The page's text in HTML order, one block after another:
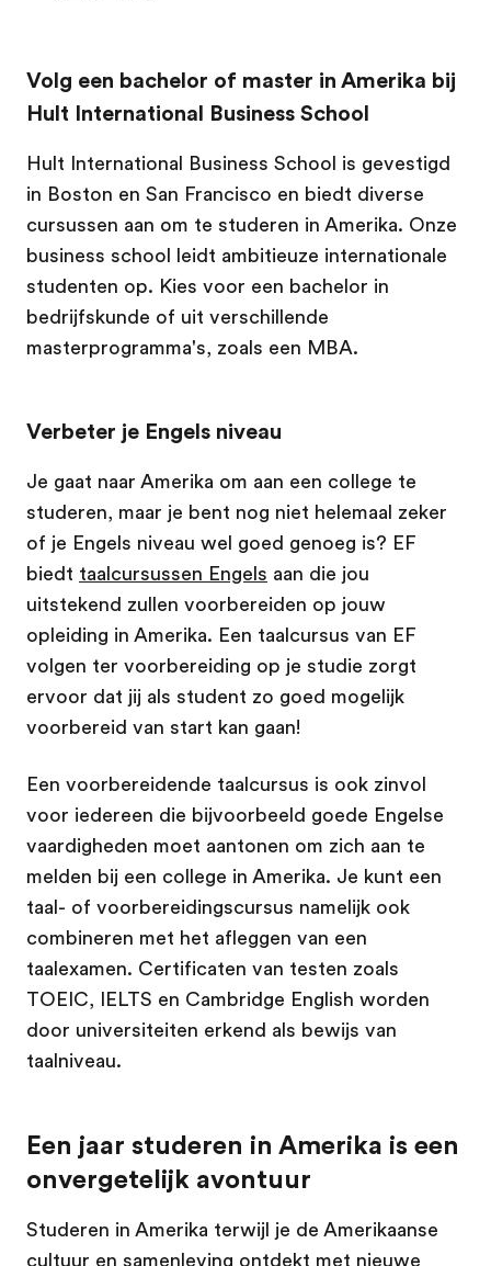
Volg een bachelor of master in Amerika bij
Hult International Business School
Hult International Business School is gevestigd
in Boston en San Francisco en biedt diverse
cursussen aan om te studeren in Amerika. Onze
business school leidt ambitieuze internationale
studenten op. Kies voor een bachelor in
bedrijfskunde of uit verschillende
masterprogramma's, zoals een MBA.
Verbeter je Engels niveau
Je gaat naar Amerika om aan een college te
studeren, maar je bent nog niet helemaal zeker
of je Engels niveau wel goed genoeg is? EF
biedt taalcursussen Engels aan die jou
uitstekend zullen voorbereiden op jouw
opleiding in Amerika. Een taalcursus van EF
volgen ter voorbereiding op je studie zorgt
ervoor dat jij als student zo goed mogelijk
voorbereid van start kan gaan!
Een voorbereidende taalcursus is ook zinvol
voor iedereen die bijvoorbeeld goede Engelse
vaardigheden moet aantonen om zich aan te
melden bij een college in Amerika. Je kunt een
taal- of voorbereidingscursus namelijk ook
combineren met het afleggen van een
taalexamen. Certificaten van testen zoals
TOEIC, IELTS en Cambridge English worden
door universiteiten erkend als bewijs van
taalniveau.
Een jaar studeren in Amerika is een
onvergetelijk avontuur
Studeren in Amerika terwijl je de Amerikaanse
cultuur en samenleving ontdekt met nieuwe